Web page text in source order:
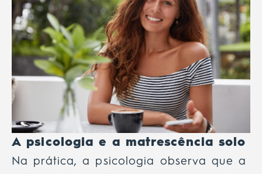
A psicologia e a matrescência solo
Na prática, a psicologia observa que a